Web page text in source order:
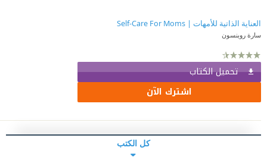
العناية الذاتية للأمهات | ‎Self‎-‎Care For Moms‎
سارة روبنسون
تحميل الكتاب
اشترك الآن
كل الكتب